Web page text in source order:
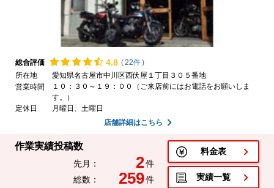
総合評価 4.8 (22件)
所在地
愛知県名古屋市中川区西伏屋１丁目３０５番地
営業時間
１０：３０～１９：００（ご来店前にはお電話をお願いしま
す。）
定休日
月曜日、土曜日
店舗詳細はこちら
作業実績投稿数
先月： 2件
総数：
259件
料金表
実績一覧